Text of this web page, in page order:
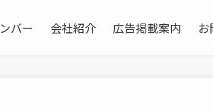
バー 会社紹介 広告掲載案内 お